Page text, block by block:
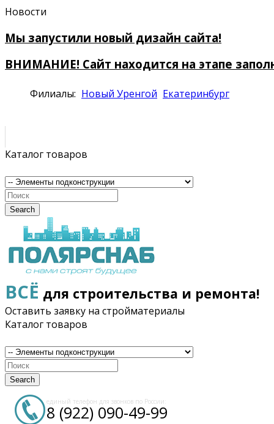
Новости
Мы запустили новый дизайн сайта!
ВНИМАНИЕ! Сайт находится на этапе
Филиалы: Новый Уренгой Екатеринбург
Каталог товаров
Search
ВСЁ для строительства и ремонта!
Оставить заявку на стройматериалы
Каталог товаров
Search
единый телефон для звонков по России:
8 (922) 090-49-99